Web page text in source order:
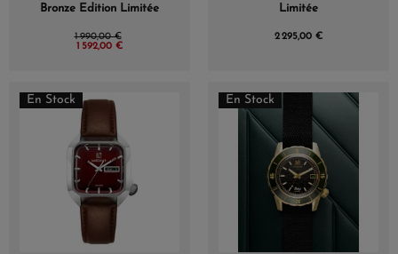
Bronze Edition Limitée
1 990,00 €
1 592,00 €
Limitée
2 295,00 €
En Stock En Stock